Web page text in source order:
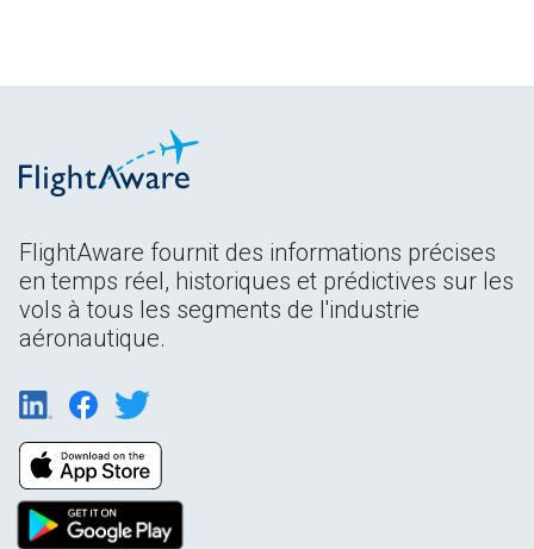
FlightAware fournit des informations précises
en temps réel, historiques et prédictives sur les
vols à tous les segments de l'industrie
aéronautique.